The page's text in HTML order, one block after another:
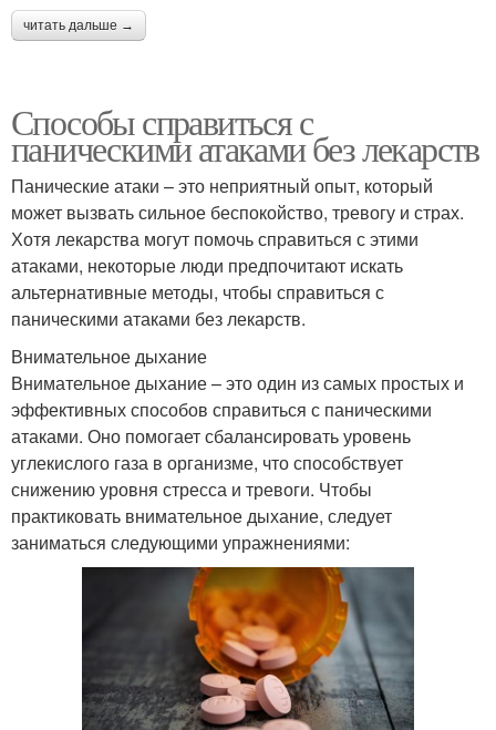
читать дальше →
Способы справиться с
паническими атаками без лекарств
Панические атаки – это неприятный опыт, который
может вызвать сильное беспокойство, тревогу и страх.
Хотя лекарства могут помочь справиться с этими
атаками, некоторые люди предпочитают искать
альтернативные методы, чтобы справиться с
паническими атаками без лекарств.
Внимательное дыхание
Внимательное дыхание – это один из самых простых и
эффективных способов справиться с паническими
атаками. Оно помогает сбалансировать уровень
углекислого газа в организме, что способствует
снижению уровня стресса и тревоги. Чтобы
практиковать внимательное дыхание, следует
заниматься следующими упражнениями: